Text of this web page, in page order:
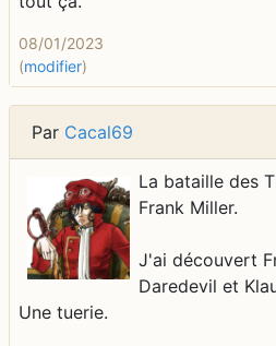
08/01/2023
(modifier)
Par Cacal69
La bataille des
Frank Miller.
J'ai découvert
Daredevil et
Une tuerie.